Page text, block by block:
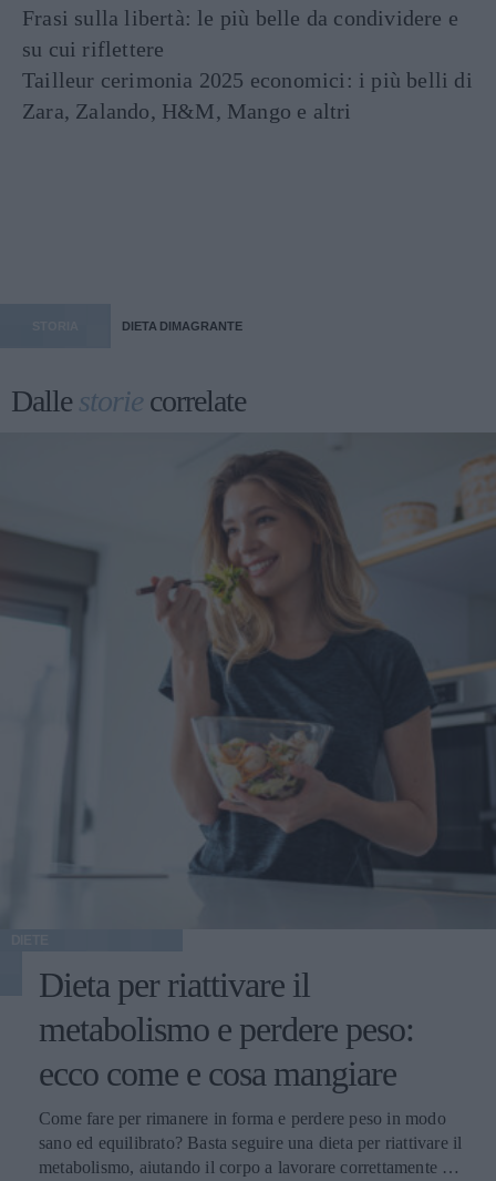
Frasi sulla libertà: le più belle da condividere e
su cui riflettere
Tailleur cerimonia 2025 economici: i più belli di
Zara, Zalando, H&M, Mango e altri
DIETA DIMAGRANTE
Dallestorie correlate
Dieta per riattivare il
metabolismo e perdere peso:
ecco come e cosa mangiare
Come fare per rimanere in forma e perdere peso in modo
sano ed equilibrato? Basta seguire una dieta per riattivare il
metabolismo, aiutando il corpo a lavorare correttamente e